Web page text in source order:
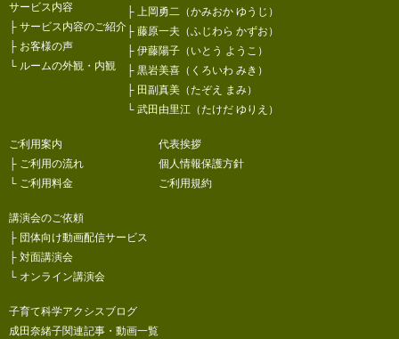
サービス内容
├ サービス内容のご紹介
├ お客様の声
└ ルームの外観・内観
├ 上岡勇二（かみおか ゆうじ）
├ 藤原一夫（ふじわら かずお）
├ 伊藤陽子（いとう ようこ）
├ 黒岩美喜（くろいわ みき）
├ 田副真美（たぞえ まみ）
└ 武田由里江（たけだ ゆりえ）
ご利用案内
├ ご利用の流れ
└ ご利用料金
講演会のご依頼
├ 団体向け動画配信サービス
├ 対面講演会
└ オンライン講演会
子育て科学アクシスブログ
成田奈緒子関連記事・動画一覧
代表挨拶
個人情報保護方針
ご利用規約